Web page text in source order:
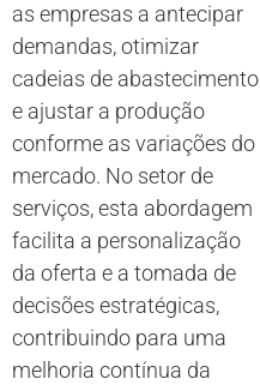
as empresas a antecipar
demandas, otimizar
cadeias de abastecimento
e ajustar a produção
conforme as variações do
mercado. No setor de
serviços, esta abordagem
facilita a personalização
da oferta e a tomada de
decisões estratégicas,
contribuindo para uma
melhoria contínua da